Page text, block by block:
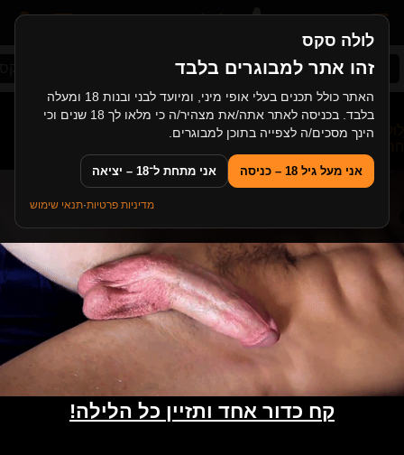
לולה סקס
זהו אתר למבוגרים בלבד
האתר כולל תכנים בעלי אופי מיני, ומיועד לבני ובנות 18 ומעלה
בלבד. בכניסה לאתר אתה/את מצהיר/ה כי מלאו לך 18 שנים וכי
הינך מסכים/ה לצפייה בתוכן למבוגרים.
אני מעל גיל 18 – כניסה אני מתחת ל־18 – יציאה
מדיניות פרטיות·תנאי שימוש
סקס ישראלי בייביסיטר
לולה סקס>סקס מבוגרות>אמא אסיאתית סקסית מפתה את